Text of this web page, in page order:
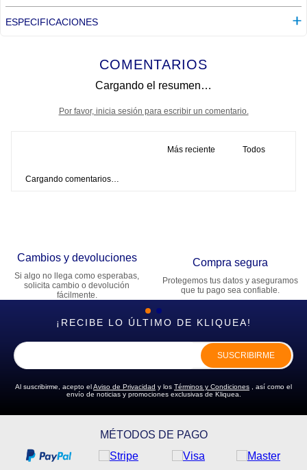
ESPECIFICACIONES
COMENTARIOS
Cargando el resumen…
Por favor, inicia sesión para escribir un comentario.
Más reciente Todos
Cargando comentarios…
Cambios y devoluciones
Si algo no llega como esperabas,
solicita cambio o devolución
fácilmente.
Compra segura
Protegemos tus datos y aseguramos
que tu pago sea confiable.
¡RECIBE LO ÚLTIMO DE KLIQUEA!
SUSCRIBIRME
Al suscribirme, acepto elAviso de Privacidad y los Términos y Condiciones , así como el
envío de noticias y promociones exclusivas de Kliquea.
MÉTODOS DE PAGO